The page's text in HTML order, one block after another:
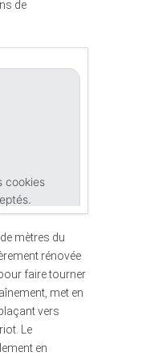
de
cookies
mètres du
rénovée
faire tourner
met en
vers
Le
en